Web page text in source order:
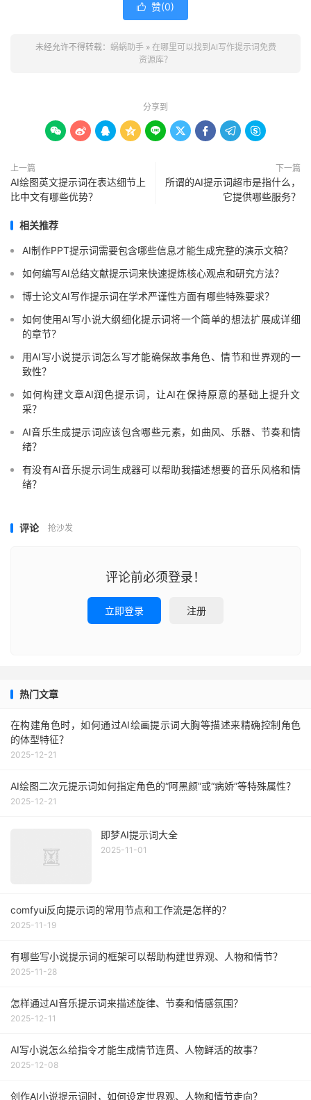
 赞(0)
未经允许不得转载： 蜗蜗助手» 在哪里可以找到AI写作提示词免费
资源库？
分享到
        
上一篇
AI绘图英文提示词在表达细节上
比中文有哪些优势？
下一篇
所谓的AI提示词超市是指什么，
它提供哪些服务？
相关推荐
AI制作PPT提示词需要包含哪些信息才能生成完整的演示文稿？
如何编写AI总结文献提示词来快速提炼核心观点和研究方法？
博士论文AI写作提示词在学术严谨性方面有哪些特殊要求？
如何使用AI写小说大纲细化提示词将一个简单的想法扩展成详细
的章节？
用AI写小说提示词怎么写才能确保故事角色、情节和世界观的一
致性？
如何构建文章AI润色提示词，让AI在保持原意的基础上提升文
采？
AI音乐生成提示词应该包含哪些元素，如曲风、乐器、节奏和情
绪？
有没有AI音乐提示词生成器可以帮助我描述想要的音乐风格和情
绪？
评论 抢沙发
评论前必须登录！
立即登录 注册
热门文章
在构建角色时，如何通过AI绘画提示词大胸等描述来精确控制角色
的体型特征？
2025-12-21
AI绘图二次元提示词如何指定角色的“阿黑颜”或“病娇”等特殊属性？
2025-12-21
即梦AI提示词大全
2025-11-01
comfyui反向提示词的常用节点和工作流是怎样的？
2025-11-19
有哪些写小说提示词的框架可以帮助构建世界观、人物和情节？
2025-11-28
怎样通过AI音乐提示词来描述旋律、节奏和情感氛围？
2025-12-11
AI写小说怎么给指令才能生成情节连贯、人物鲜活的故事？
2025-12-08
创作AI小说提示词时，如何设定世界观、人物和情节走向？